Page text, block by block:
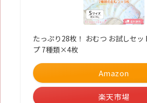
たっぷり28枚！ おむつ お試しセッ
プ 7種類×4枚
Amazon
楽天市場